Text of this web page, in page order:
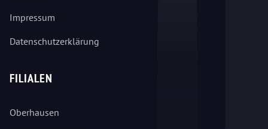
Impressum
Datenschutzerklärung
FILIALEN
Oberhausen